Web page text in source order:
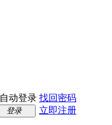
自动登录 找回密码
登录 立即注册